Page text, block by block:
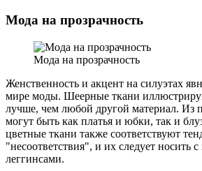
Мода на прозрачность
Мода на прозрачность
Женственность и акцент на силуэтах
мире моды. Шеерные ткани
лучше, чем любой другой материал. Из
могут быть как платья и юбки, так и
цветные ткани также соответствуют
"несоответствия", и их следует носить
леггинсами.